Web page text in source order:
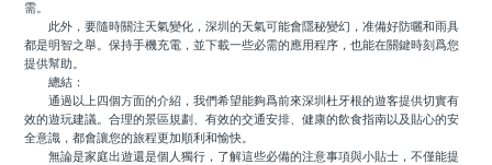
需。
此外，要隨時關注天氣變化，深圳的天氣可能會隱秘變幻，准備好防曬和雨具
都是明智之舉。保持手機充電，並下載一些必需的應用程序，也能在關鍵時刻爲您
提供幫助。
總結：
通過以上四個方面的介紹，我們希望能夠爲前來深圳杜牙根的遊客提供切實有
效的遊玩建議。合理的景區規劃、有效的交通安排、健康的飲食指南以及貼心的安
全意識，都會讓您的旅程更加順利和愉快。
無論是家庭出遊還是個人獨行，了解這些必備的注意事項與小貼士，不僅能提